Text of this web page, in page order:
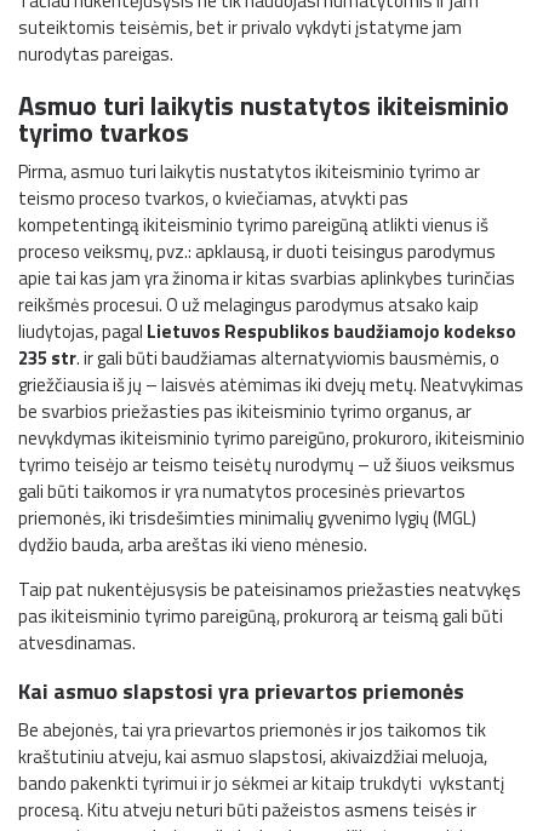
suteiktomis teisėmis, bet ir privalo vykdyti įstatyme jam
nurodytas pareigas.
Asmuo turi laikytis nustatytos ikiteisminio
tyrimo tvarkos
Pirma, asmuo turi laikytis nustatytos ikiteisminio tyrimo ar
teismo proceso tvarkos, o kviečiamas, atvykti pas
kompetentingą ikiteisminio tyrimo pareigūną atlikti vienus iš
proceso veiksmų, pvz.: apklausą, ir duoti teisingus parodymus
apie tai kas jam yra žinoma ir kitas svarbias aplinkybes turinčias
reikšmės procesui. O už melagingus parodymus atsako kaip
liudytojas, pagal Lietuvos Respublikos baudžiamojo kodekso
235 str. ir gali būti baudžiamas alternatyviomis bausmėmis, o
griežčiausia iš jų – laisvės atėmimas iki dvejų metų. Neatvykimas
be svarbios priežasties pas ikiteisminio tyrimo organus, ar
nevykdymas ikiteisminio tyrimo pareigūno, prokuroro, ikiteisminio
tyrimo teisėjo ar teismo teisėtų nurodymų – už šiuos veiksmus
gali būti taikomos ir yra numatytos procesinės prievartos
priemonės, iki trisdešimties minimalių gyvenimo lygių (MGL)
dydžio bauda, arba areštas iki vieno mėnesio.
Taip pat nukentėjusysis be pateisinamos priežasties neatvykęs
pas ikiteisminio tyrimo pareigūną, prokurorą ar teismą gali būti
atvesdinamas.
Kai asmuo slapstosi yra prievartos priemonės
Be abejonės, tai yra prievartos priemonės ir jos taikomos tik
kraštutiniu atveju, kai asmuo slapstosi, akivaizdžiai meluoja,
bando pakenkti tyrimui ir jo sėkmei ar kitaip trukdyti vykstantį
procesą. Kitu atveju neturi būti pažeistos asmens teisės ir